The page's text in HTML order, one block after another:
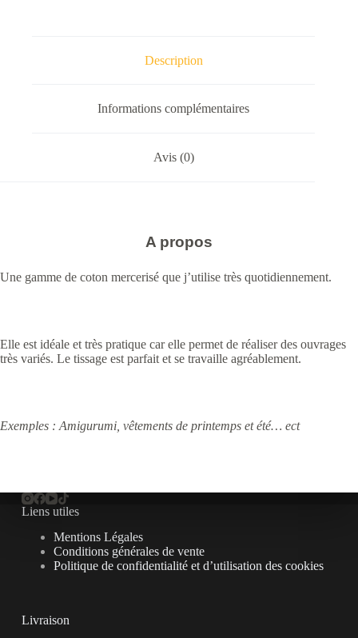
Description
Informations complémentaires
Avis (0)
A propos
Une gamme de coton mercerisé que j’utilise très quotidiennement.
Elle est idéale et très pratique car elle permet de réaliser des ouvrages
très variés. Le tissage est parfait et se travaille agréablement.
Exemples : Amigurumi, vêtements de printemps et été… ect
Liens utiles
Mentions Légales
Conditions générales de vente
Politique de confidentialité et d’utilisation des cookies
Livraison